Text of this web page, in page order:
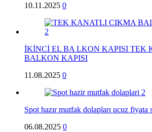
10.11.2025 0
İKİNCİ EL BA LKON KAPISI TEK
BALKON KAPISI
11.08.2025 0
Spot hazır mutfak dolapları ucuz fiyata
06.08.2025 0